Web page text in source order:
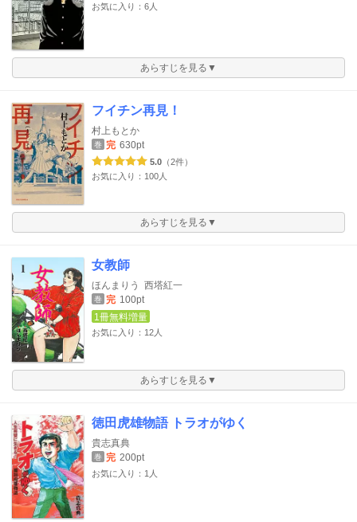
お気に入り：6人
あらすじを見る▼
フイチン再見！
村上もとか
巻 完 630pt
5.0 （2件）
お気に入り：100人
あらすじを見る▼
女教師
ほんまりう 西塔紅一
巻 完 100pt
1冊無料増量
お気に入り：12人
あらすじを見る▼
徳田虎雄物語 トラオがゆく
貴志真典
巻 完 200pt
お気に入り：1人